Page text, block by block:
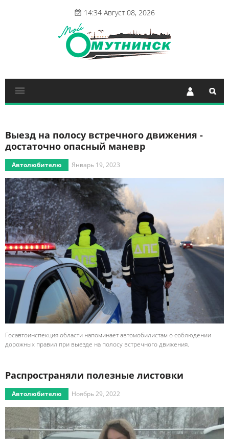
14:34 Август 08, 2026
Выезд на полосу встречного движения -
достаточно опасный маневр
Автолюбителю Январь 19, 2023
Госавтоинспекция области напоминает автомобилистам о соблюдении
дорожных правил при выезде на полосу встречного движения.
Распространяли полезные листовки
Автолюбителю Ноябрь 29, 2022